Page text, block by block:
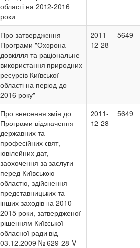
області на 2012-2016
роки
Про затвердження
Програми "Охорона
довкілля та раціональне
використання природних
ресурсів Київської
області на період до
2016 року"
2011-
12-28
5649
Про внесення змін до
Програми відзначення
державних та
професійних свят,
ювілейних дат,
заохочення за заслуги
перед Київською
областю, здійснення
представницьких та
інших заходів на 2010-
2015 роки, затвердженої
рішенням Київської
обласної ради від
03.12.2009 № 629-28-V
2011-
12-28
5649